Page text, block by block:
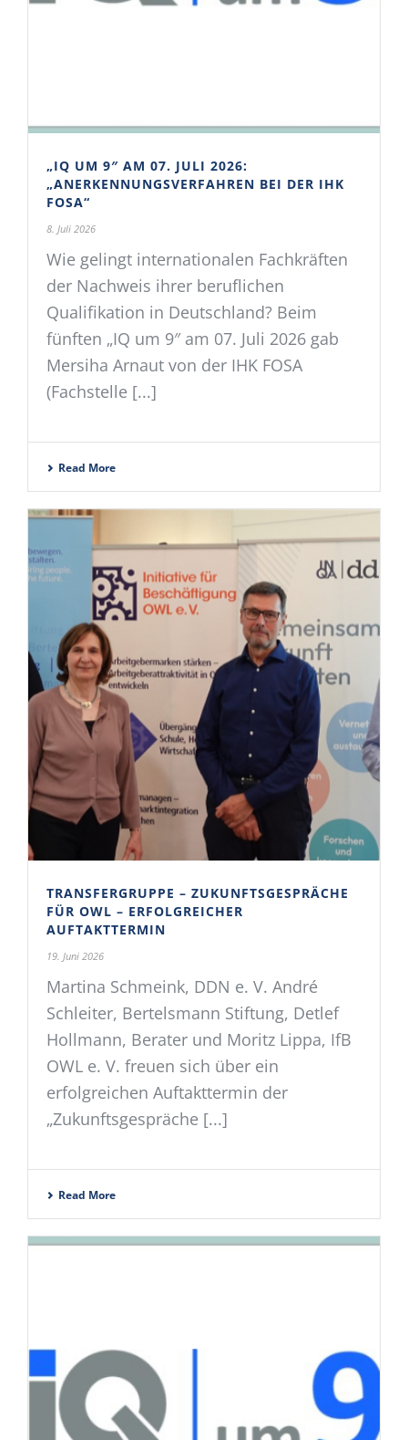
„IQ UM 9″ AM 07. JULI 2026:
„ANERKENNUNGSVERFAHREN BEI DER IHK
FOSA“
8. Juli 2026
Wie gelingt internationalen Fachkräften
der Nachweis ihrer beruflichen
Qualifikation in Deutschland? Beim
fünften „IQ um 9″ am 07. Juli 2026 gab
Mersiha Arnaut von der IHK FOSA
(Fachstelle [...]
Read More
TRANSFERGRUPPE – ZUKUNFTSGESPRÄCHE
FÜR OWL – ERFOLGREICHER
AUFTAKTTERMIN
19. Juni 2026
Martina Schmeink, DDN e. V. André
Schleiter, Bertelsmann Stiftung, Detlef
Hollmann, Berater und Moritz Lippa, IfB
OWL e. V. freuen sich über ein
erfolgreichen Auftakttermin der
„Zukunftsgespräche [...]
Read More